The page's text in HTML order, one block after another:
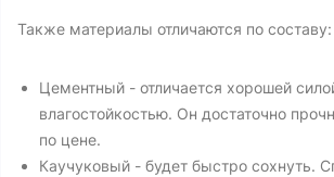
Также материалы отличаются по составу:
Цементный - отличается хорошей
влагостойкостью. Он достаточно
по цене.
Каучуковый - будет быстро сохнуть.